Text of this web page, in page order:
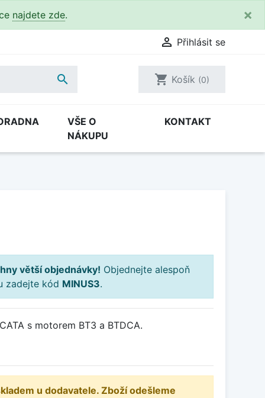
najdete zde. ×
 Přihlásit se
 shopping_cart Košík (0)
VŠE O
NÁKUPU
KONTAKT
větší objednávky! Objednejte alespoň
zadejte kód MINUS3.
s motorem BT3 a BTDCA.
u dodavatele. Zboží odešleme